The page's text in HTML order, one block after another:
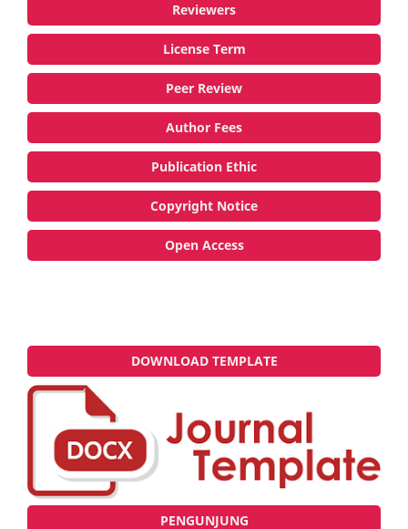
Reviewers
License Term
Peer Review
Author Fees
Publication Ethic
Copyright Notice
Open Access
DOWNLOAD TEMPLATE
PENGUNJUNG